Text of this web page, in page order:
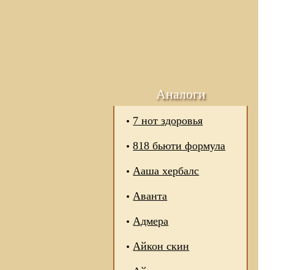
Аналоги
7 нот здоровья
818 бьюти формула
Ааша хербалс
Аванта
Адмера
Айкон скин